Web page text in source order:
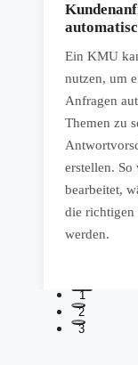
Ein KMU
nutzen, um
Anfragen
Themen zu
erstellen. So
bearbeitet,
die richtigen
werden.
1
2
3